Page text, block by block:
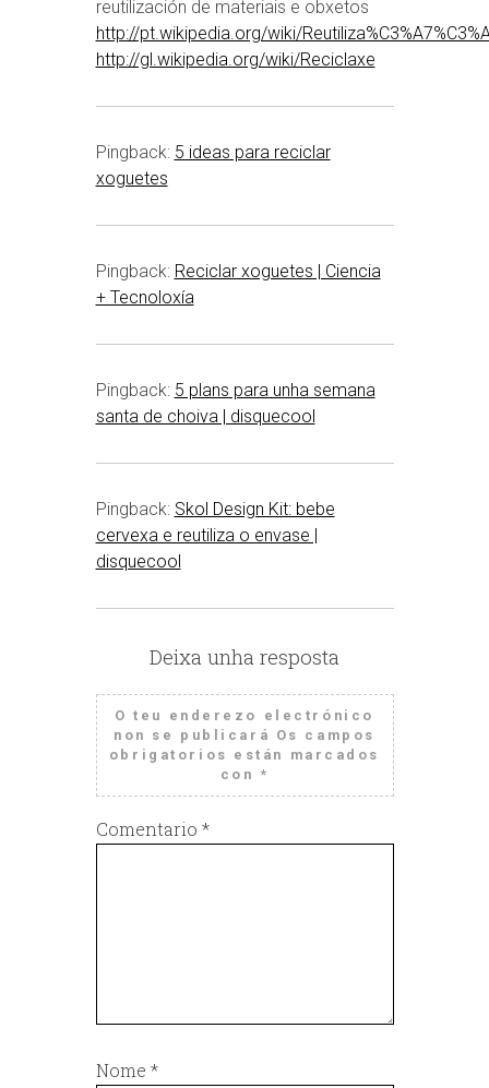
reutilización de materiais e obxetos
http://pt.wikipedia.org/wiki/
http://gl.wikipedia.org/wiki/Reciclaxe
Pingback: 5 ideas para reciclar
xoguetes
Pingback: Reciclar xoguetes | Ciencia
+ Tecnoloxía
Pingback: 5 plans para unha semana
santa de choiva | disquecool
Pingback: Skol Design Kit: bebe
cervexa e reutiliza o envase |
disquecool
Deixa unha resposta
O teu enderezo electrónico
non se publicará Os campos
obrigatorios están marcados
con *
Comentario *
Nome *